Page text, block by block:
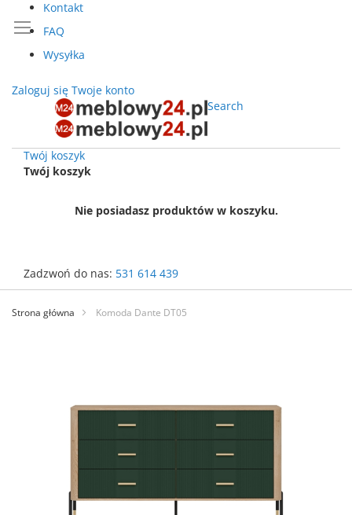
Kontakt
FAQ
Wysyłka
Zaloguj się Twoje konto
Search
Twój koszyk
Twój koszyk
Nie posiadasz produktów w koszyku.
Zadzwoń do nas: 531 614 439
Przejdź
treści
Strona główna Komoda Dante DT05